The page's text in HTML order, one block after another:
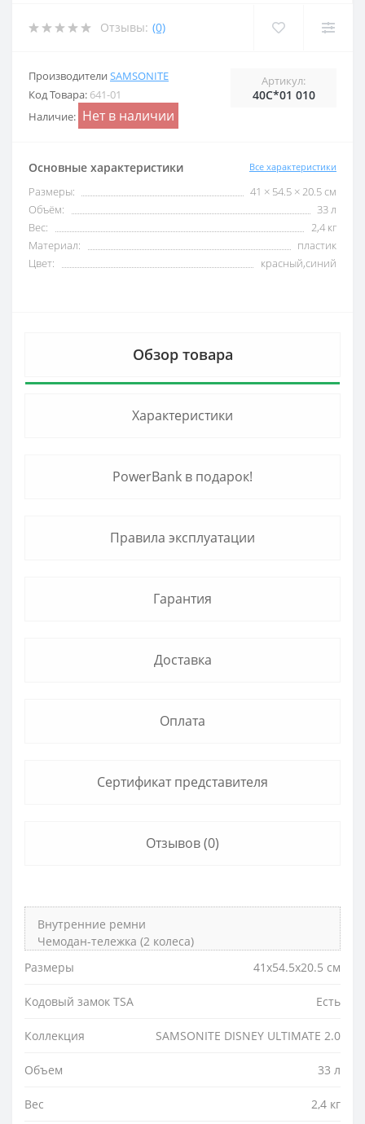
Отзывы: (0)
Артикул:
40C*01 010
Производители SAMSONITE
Код Товара: 641-01
Наличие: Нет в наличии
Основные характеристики Все характеристики
Размеры:
41 × 54.5 × 20.5 см
Объём:
33 л
Вес:
2,4 кг
Материал:
пластик
Цвет:
красный,синий
Обзор товара
Характеристики
PowerBank в подарок!
Правила эксплуатации
Гарантия
Доставка
Оплата
Сертификат представителя
Отзывов (0)
Внутренние ремни
Чемодан-тележка (2 колеса)
Размеры
41x54.5x20.5 см
Кодовый замок TSA Есть
Коллекция SAMSONITE DISNEY ULTIMATE 2.0
Объем 33 л
Вес 2,4 кг